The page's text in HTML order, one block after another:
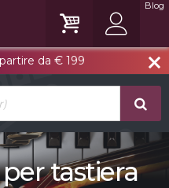
close
da € 199
Blog
tastiera